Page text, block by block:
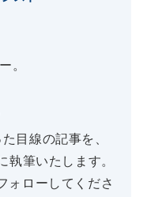
。
目線の記事を、
執筆いたします。
ォローしてくださ